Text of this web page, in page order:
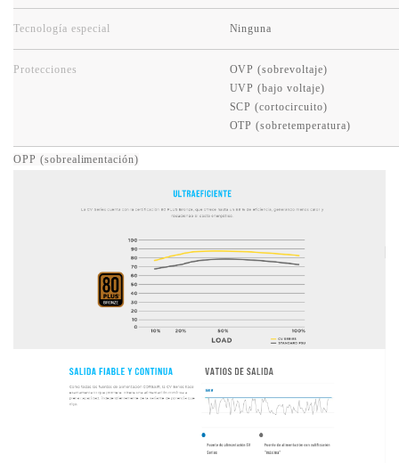
Tecnología especial Ninguna
Protecciones
OVP (sobrevoltaje)
UVP (bajo voltaje)
SCP (cortocircuito)
OTP (sobretemperatura)
OPP (sobrealimentación)